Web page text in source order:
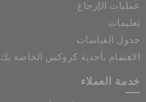
عمليات الإرجاع
تعليمات
جدول القياسات
الاهتمام بأحذية كروكس الخاصة بك
خدمة العملاء